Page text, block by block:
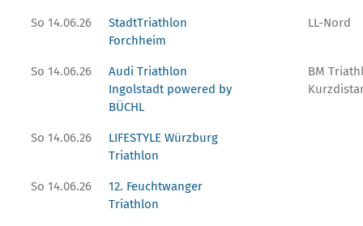
So 14.06.26
StadtTriathlon
Forchheim
LL-Nord
So 14.06.26
Audi Triathlon
Ingolstadt powered by
BÜCHL
BM
So 14.06.26
LIFESTYLE Würzburg
Triathlon
So 14.06.26
12. Feuchtwanger
Triathlon